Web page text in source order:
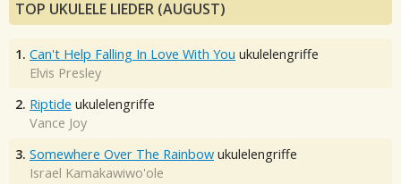
TOP UKULELE LIEDER (AUGUST)
1. Can't Help Falling In Love With You ukulelengriffe
Elvis Presley
2. Riptide ukulelengriffe
Vance Joy
3. Somewhere Over The Rainbow ukulelengriffe
Israel Kamakawiwo'ole